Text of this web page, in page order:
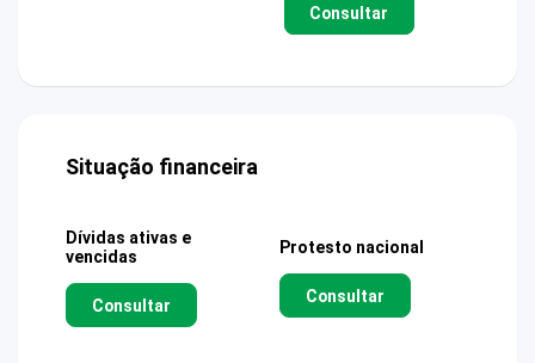
Consultar
Situação financeira
Dívidas ativas e
vencidas
Consultar
Protesto nacional
Consultar